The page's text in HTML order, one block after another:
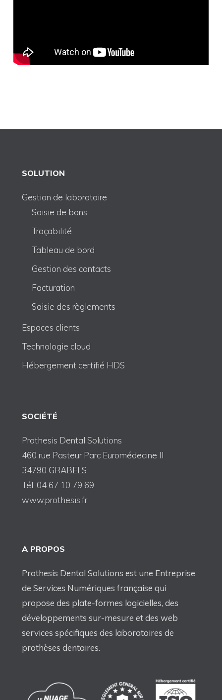
SOLUTION
Gestion de laboratoire
Saisie de bons
Traçabilité
Tableau de bord
Gestion des contacts
Facturation
Saisie des règlements
Espaces clients
Technologie cloud
Hébergement certifié HDS
SOCIÉTÉ
Prothesis Dental Solutions
460 rue Pasteur Parc Euromédecine II
34790 GRABELS
Tél: 04 67 10 79 69
www.prothesis.fr
A PROPOS
Prothesis Dental Solutions est une Entreprise
de Services Numériques française qui
propose des plate-formes logicielles, des
développements sur-mesure et des web
services spécifiques des laboratoires de
prothèses dentaires.